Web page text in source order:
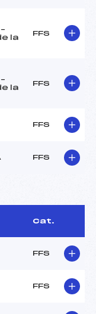
la
FFS
la
FFS
FFS
FFS
Cat.
FFS
FFS